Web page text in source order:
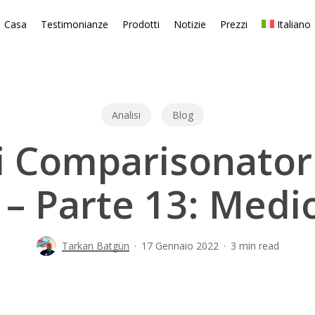
Casa Testimonianze Prodotti Notizie Prezzi Italiano
Analisi Blog
Parte 13:
Tarkan Batgün 17 Gennaio 2022 3 min read